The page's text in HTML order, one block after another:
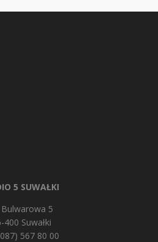
5 SUWAŁKI
Bulwarowa 5
400 Suwałki
567 80 00